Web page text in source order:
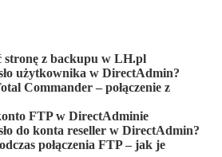
stronę z backupu w LH.pl
użytkownika w DirectAdmin?
Commander – połączenie z
FTP w DirectAdminie
do konta reseller w DirectAdmin?
połączenia FTP – jak je